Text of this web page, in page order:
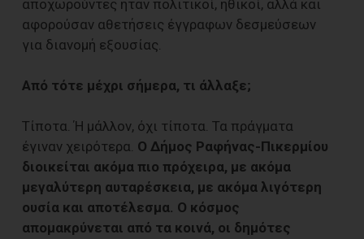
αποχωρούντες ήταν πολιτικοί, ηθικοί, αλλά και
αφορούσαν αθετήσεις έγγραφων δεσμεύσεων
για διανομή εξουσίας.
Από τότε μέχρι σήμερα, τι άλλαξε;
Τίποτα. Ή μάλλον, όχι τίποτα. Τα πράγματα
έγιναν χειρότερα. Ο Δήμος Ραφήνας-Πικερμίου
διοικείται ακόμα πιο πρόχειρα, με ακόμα
μεγαλύτερη αυταρέσκεια, με ακόμα λιγότερη
ουσία και αποτέλεσμα. Ο κόσμος
απομακρύνεται από τα κοινά, οι δημότες